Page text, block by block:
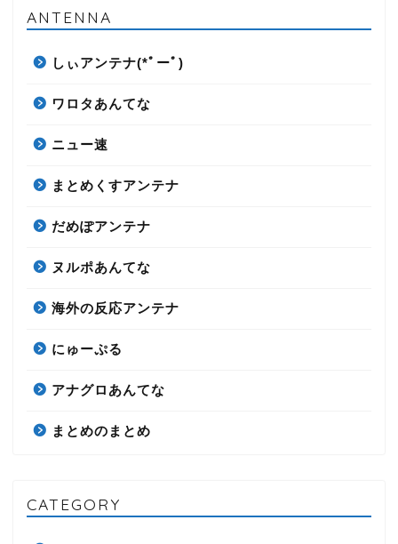
ANTENNA
しぃアンテナ(*ﾟーﾟ)
ワロタあんてな
ニュー速
まとめくすアンテナ
だめぽアンテナ
ヌルポあんてな
海外の反応アンテナ
にゅーぷる
アナグロあんてな
まとめのまとめ
CATEGORY